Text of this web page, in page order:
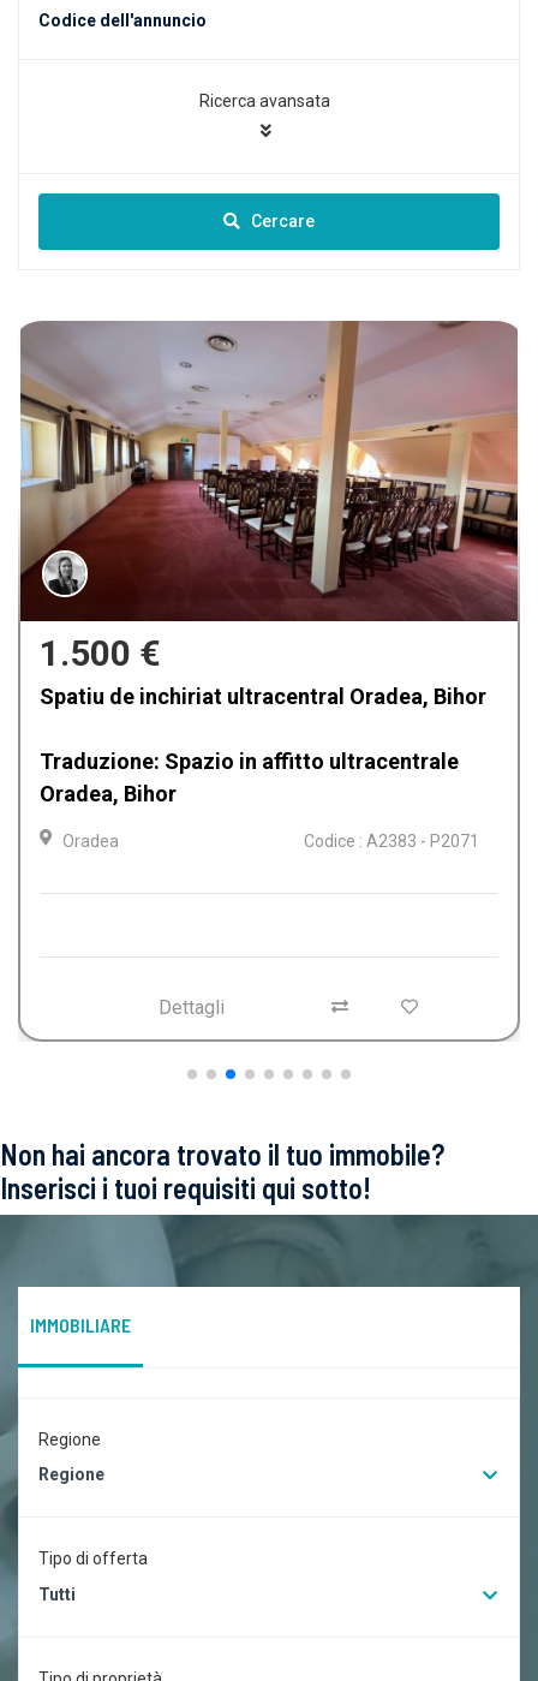
Ricerca avansata
Cercare
Oradea, Bihor
affitto ultracentrale
Codice : A2383 - P2071
Spazi per uffici in
Oradea
Non hai ancora trovato il tuo immobile?
Inserisci i tuoi requisiti qui sotto!
IMMOBILIARE
Regione
Regione
Tipo di offerta
Tutti